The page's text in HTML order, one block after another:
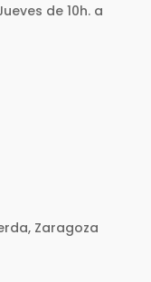
de 10h. a
Zaragoza